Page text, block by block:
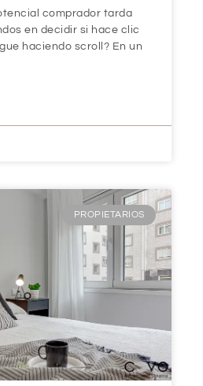
comprador tarda
en decidir si hace clic
haciendo scroll? En un
PROPIETARIOS